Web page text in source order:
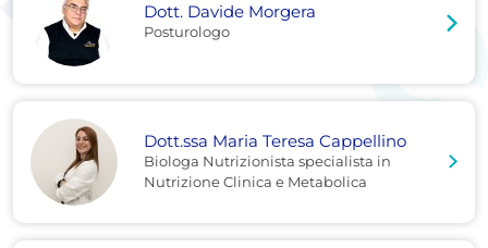
Dott. Davide Morgera
Posturologo
Dott.ssa Maria Teresa Cappellino
Biologa Nutrizionista specialista in
Nutrizione Clinica e Metabolica